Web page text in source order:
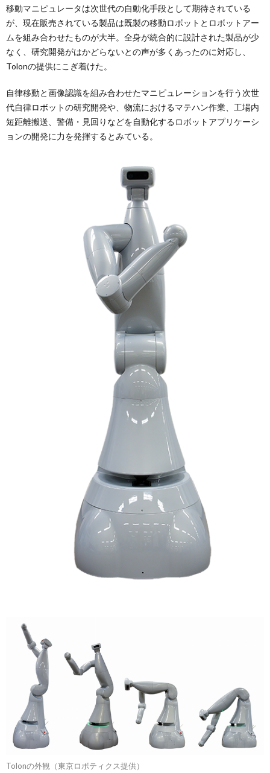
移動マニピュレータは次世代の自動化手段として期待されている
が、現在販売されている製品は既製の移動ロボットとロボットアー
ムを組み合わせたものが大半。全身が統合的に設計された製品が少
なく、研究開発がはかどらないとの声が多くあったのに対応し、
Tolonの提供にこぎ着けた。
自律移動と画像認識を組み合わせたマニピュレーションを行う次世
代自律ロボットの研究開発や、物流におけるマテハン作業、工場内
短距離搬送、警備・見回りなどを自動化するロボットアプリケーシ
ョンの開発に力を発揮するとみている。
Tolonの外観（東京ロボティクス提供）